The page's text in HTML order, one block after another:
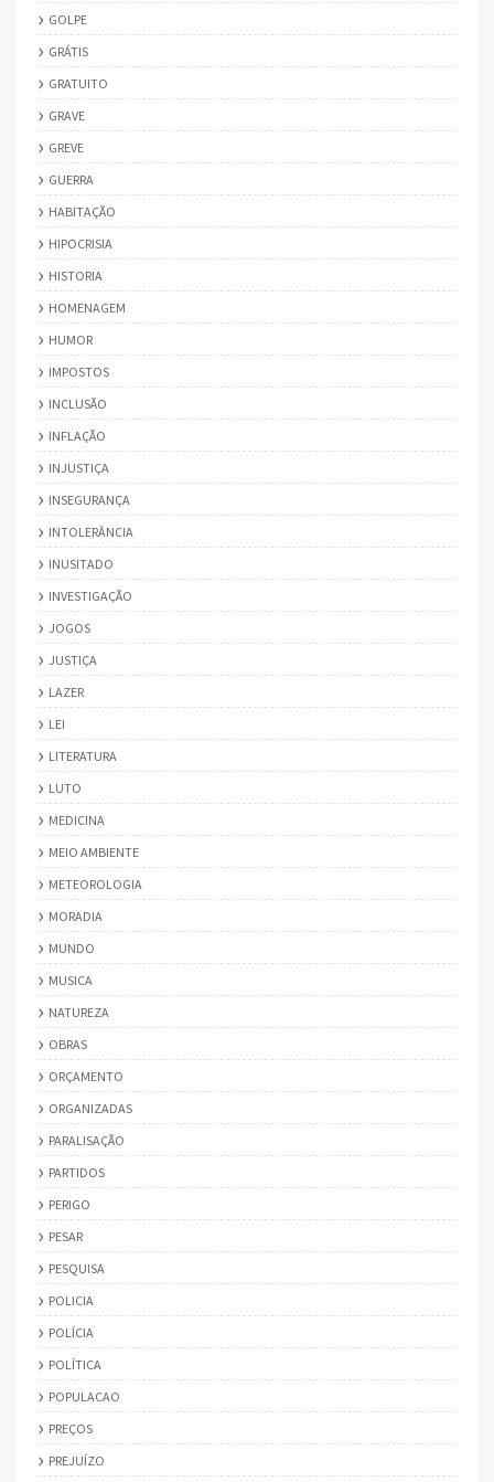
GOLPE
GRÁTIS
GRATUITO
GRAVE
GREVE
GUERRA
HABITAÇÃO
HIPOCRISIA
HISTORIA
HOMENAGEM
HUMOR
IMPOSTOS
INCLUSÃO
INFLAÇÃO
INJUSTIÇA
INSEGURANÇA
INTOLERÂNCIA
INUSITADO
INVESTIGAÇÃO
JOGOS
JUSTIÇA
LAZER
LEI
LITERATURA
LUTO
MEDICINA
MEIO AMBIENTE
METEOROLOGIA
MORADIA
MUNDO
MUSICA
NATUREZA
OBRAS
ORÇAMENTO
ORGANIZADAS
PARALISAÇÃO
PARTIDOS
PERIGO
PESAR
PESQUISA
POLICIA
POLÍCIA
POLÍTICA
POPULACAO
PREÇOS
PREJUÍZO